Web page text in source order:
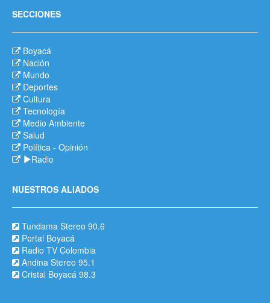
SECCIONES
Boyacá
Nación
Mundo
Deportes
Cultura
Tecnología
Medio Ambiente
Salud
Política - Opinión
Radio
NUESTROS ALIADOS
Tundama Stereo 90.6
Portal Boyacá
Radio TV Colombia
Andina Stereo 95.1
Cristal Boyacá 98.3